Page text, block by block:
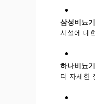
삼성비뇨
시설에 대
하나비뇨
더 자세한